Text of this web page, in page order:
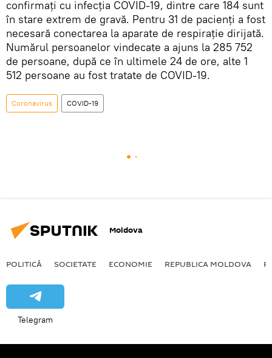
confirmați cu infecția COVID-19, dintre care 184 sunt
în stare extrem de gravă. Pentru 31 de pacienți a fost
necesară conectarea la aparate de respirație dirijată.
Numărul persoanelor vindecate a ajuns la 285 752
de persoane, după ce în ultimele 24 de ore, alte 1
512 persoane au fost tratate de COVID-19.
Coronavirus COVID-19
Moldova
POLITICĂ SOCIETATE ECONOMIE REPUBLICA MOLDOVA
Telegram